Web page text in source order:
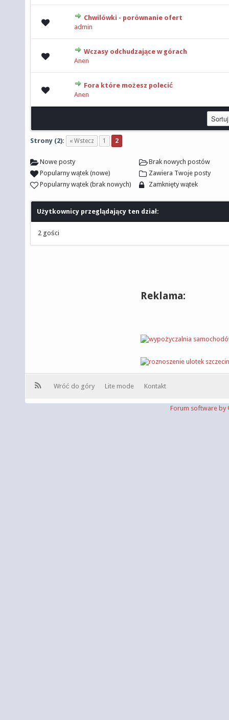
Chwilówki - porównanie ofert
admin
0 głosów - średnia ocena: 0 na 5 gwiazdek
Wczasy odchudzające w górach
Anen
0 głosów - średnia ocena: 0 na 5 gwiazdek
Fora które możesz polecić
Anen
0 głosów - średnia ocena: 0 na 5 gwiazdek
Strony (2): « Wstecz 1 2
Nowe posty
Popularny wątek (nowe)
Popularny wątek (brak nowych)
Brak nowych postów
Zawiera Twoje posty
Zamknięty wątek
Użytkownicy przeglądający ten dział:
2 gości
Reklama:
Wróć do góry Lite mode Kontakt
Forum software